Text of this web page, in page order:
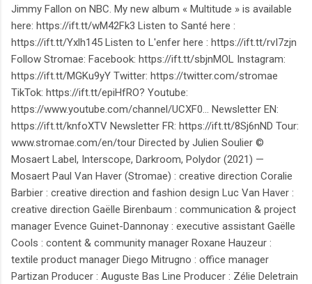
Jimmy Fallon on NBC. My new album « Multitude » is available
here: https://ift.tt/wM42Fk3 Listen to Santé here :
https://ift.tt/Yxlh145 Listen to L'enfer here : https://ift.tt/rvI7zjn
Follow Stromae: Facebook: https://ift.tt/sbjnMOL Instagram:
https://ift.tt/MGKu9yY Twitter: https://twitter.com/stromae
TikTok: https://ift.tt/epiHfRO? Youtube:
https://www.youtube.com/channel/UCXF0... Newsletter EN:
https://ift.tt/knfoXTV Newsletter FR: https://ift.tt/8Sj6nND Tour:
www.stromae.com/en/tour Directed by Julien Soulier ©
Mosaert Label, Interscope, Darkroom, Polydor (2021) —
Mosaert Paul Van Haver (Stromae) : creative direction Coralie
Barbier : creative direction and fashion design Luc Van Haver :
creative direction Gaëlle Birenbaum : communication & project
manager Evence Guinet-Dannonay : executive assistant Gaëlle
Cools : content & community manager Roxane Hauzeur :
textile product manager Diego Mitrugno : office manager
Partizan Producer : Auguste Bas Line Producer : Zélie Deletrain